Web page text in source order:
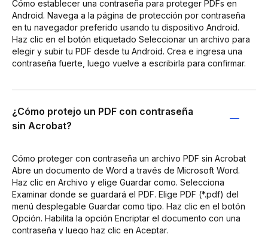
Cómo establecer una contraseña para proteger PDFs en
Android. Navega a la página de protección por contraseña
en tu navegador preferido usando tu dispositivo Android.
Haz clic en el botón etiquetado Seleccionar un archivo para
elegir y subir tu PDF desde tu Android. Crea e ingresa una
contraseña fuerte, luego vuelve a escribirla para confirmar.
¿Cómo protejo un PDF con contraseña
sin Acrobat?
Cómo proteger con contraseña un archivo PDF sin Acrobat
Abre un documento de Word a través de Microsoft Word.
Haz clic en Archivo y elige Guardar como. Selecciona
Examinar donde se guardará el PDF. Elige PDF (*.pdf) del
menú desplegable Guardar como tipo. Haz clic en el botón
Opción. Habilita la opción Encriptar el documento con una
contraseña y luego haz clic en Aceptar.